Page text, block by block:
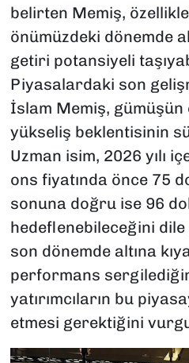
belirten Memiş,
önümüzdeki dönemde
getiri potansiyeli
Piyasalardaki son
İslam Memiş, gümüşün
yükseliş beklentisinin
Uzman isim, 2026 yılı
ons fiyatında önce 75
sonuna doğru ise 96
hedeflenebileceğini
son dönemde altına
performans
yatırımcıların bu
etmesi gerektiğini